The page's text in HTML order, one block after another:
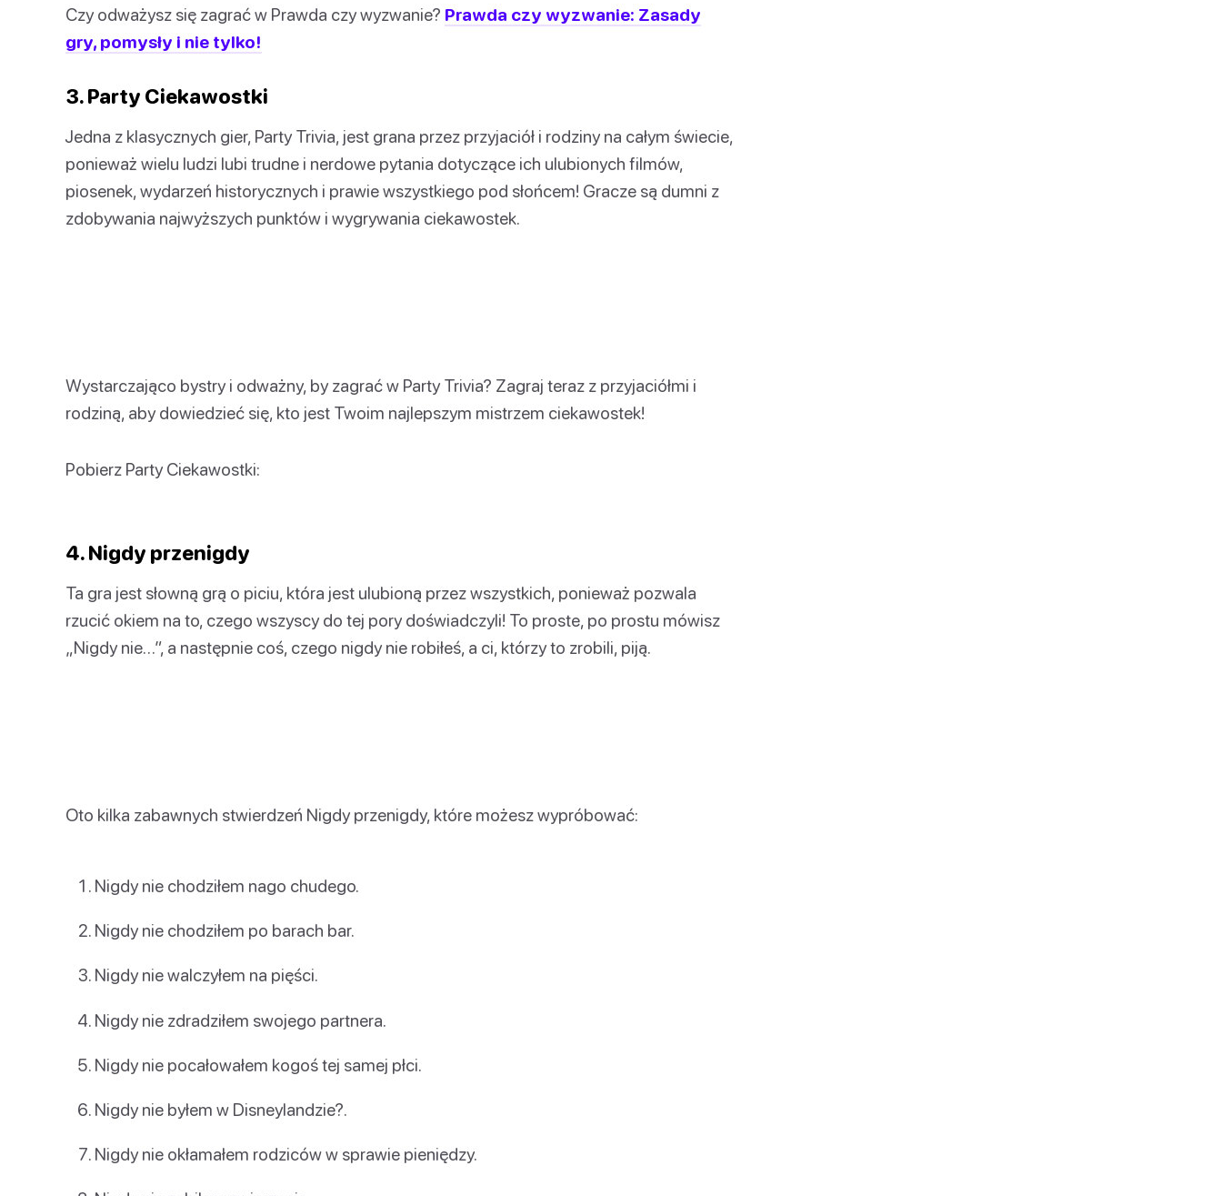
Czy odważysz się zagrać w Prawda czy wyzwanie? Prawda czy wyzwanie: Zasady
gry, pomysły i nie tylko!
3. Party Ciekawostki
Jedna z klasycznych gier, Party Trivia, jest grana przez przyjaciół i rodziny na całym świecie,
ponieważ wielu ludzi lubi trudne i nerdowe pytania dotyczące ich ulubionych filmów,
piosenek, wydarzeń historycznych i prawie wszystkiego pod słońcem! Gracze są dumni z
zdobywania najwyższych punktów i wygrywania ciekawostek.
Wystarczająco bystry i odważny, by zagrać w Party Trivia? Zagraj teraz z przyjaciółmi i
rodziną, aby dowiedzieć się, kto jest Twoim najlepszym mistrzem ciekawostek!
Pobierz Party Ciekawostki:
4. Nigdy przenigdy
Ta gra jest słowną grą o piciu, która jest ulubioną przez wszystkich, ponieważ pozwala
rzucić okiem na to, czego wszyscy do tej pory doświadczyli! To proste, po prostu mówisz
„Nigdy nie…”, a następnie coś, czego nigdy nie robiłeś, a ci, którzy to zrobili, piją.
Oto kilka zabawnych stwierdzeń Nigdy przenigdy, które możesz wypróbować:
Nigdy nie chodziłem nago chudego.
Nigdy nie chodziłem po barach bar.
Nigdy nie walczyłem na pięści.
Nigdy nie zdradziłem swojego partnera.
Nigdy nie pocałowałem kogoś tej samej płci.
Nigdy nie byłem w Disneylandzie?.
Nigdy nie okłamałem rodziców w sprawie pieniędzy.